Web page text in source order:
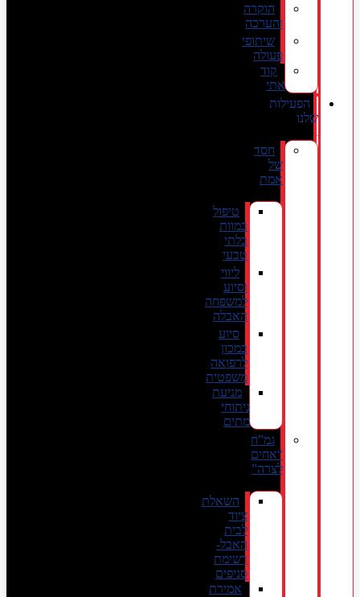
הוקרה
והערכה
שיתופי
פעולה
קוד
אתי
הפעילות
שלנו
חסד
של
אמת
טיפול
במוות
בלתי
טבעי
ליווי
וסיוע
למשפחה
האבלה
סיוע
במכון
לרפואה
משפטית
מניעת
ניתוחי
מתים
גמ”ח
“אחים
לצרה”
השאלת
ציוד
לבית
האבל-
רשימת
סניפים
אמירת